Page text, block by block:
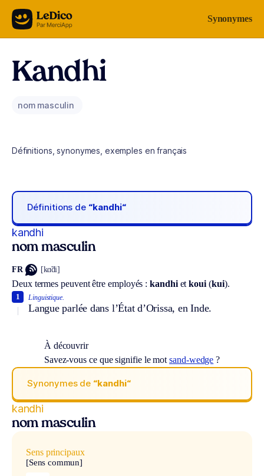
Aller au contenu Synonymes
Kandhi
nom masculin
Définitions, synonymes, exemples en français
Définitions de “kandhi“
kandhi
nom masculin
FR [kɑ̃di]
Deux termes peuvent être employés :kandhietkoui (kui).
Linguistique.
Langue parlée dans l’État d’Orissa, en Inde.
1
À découvrir
Savez-vous ce que signifie le motsand-wedge ?
Synonymes de “kandhi“
kandhi
nom masculin
Sens principaux
[Sens commun]